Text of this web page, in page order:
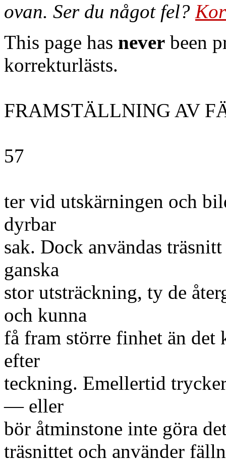
ovan. Ser du något fel?
This page has never been
korrekturlästs.
FRAMSTÄLLNING AV
57
ter vid utskärningen och
dyrbar
sak. Dock användas
ganska
stor utsträckning, ty de
och kunna
få fram större finhet än
efter
teckning. Emellertid
— eller
bör åtminstone inte göra
träsnittet och använder